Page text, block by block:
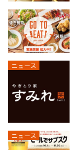
ニュース
ニュース